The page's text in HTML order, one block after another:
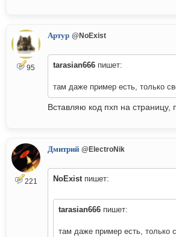
95
Артур @NoExist
tarasian666 пишет:
там даже пример есть, только
Вставляю код пхп на страницу,
221
Дмитрий @ElectroNik
NoExistпишет:
tarasian666 пишет:
там даже пример есть, только